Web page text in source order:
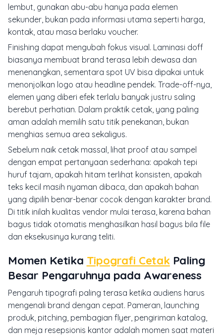
lembut, gunakan abu-abu hanya pada elemen
sekunder, bukan pada informasi utama seperti harga,
kontak, atau masa berlaku voucher.
Finishing dapat mengubah fokus visual. Laminasi doff
biasanya membuat brand terasa lebih dewasa dan
menenangkan, sementara spot UV bisa dipakai untuk
menonjolkan logo atau headline pendek. Trade-off-nya,
elemen yang diberi efek terlalu banyak justru saling
berebut perhatian. Dalam praktik cetak, yang paling
aman adalah memilih satu titik penekanan, bukan
menghias semua area sekaligus.
Sebelum naik cetak massal, lihat proof atau sampel
dengan empat pertanyaan sederhana: apakah tepi
huruf tajam, apakah hitam terlihat konsisten, apakah
teks kecil masih nyaman dibaca, dan apakah bahan
yang dipilih benar-benar cocok dengan karakter brand.
Di titik inilah kualitas vendor mulai terasa, karena bahan
bagus tidak otomatis menghasilkan hasil bagus bila file
dan eksekusinya kurang teliti.
Momen Ketika Tipografi Cetak Paling
Besar Pengaruhnya pada Awareness
Pengaruh tipografi paling terasa ketika audiens harus
mengenali brand dengan cepat. Pameran, launching
produk, pitching, pembagian flyer, pengiriman katalog,
dan meja resepsionis kantor adalah momen saat materi